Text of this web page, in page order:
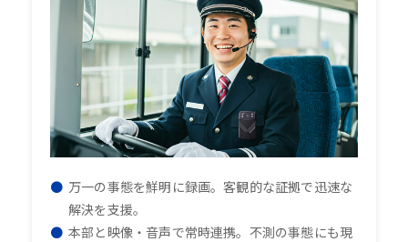
万一の事態を鮮明に録画。客観的な証拠で迅速な
解決を支援。
本部と映像・音声で常時連携。不測の事態にも現